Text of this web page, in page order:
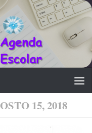
15, 2018